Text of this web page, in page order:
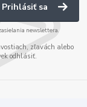
Prihlásiť sa
newslettera.
zľavách alebo
odhlásiť.